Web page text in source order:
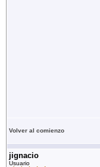
Volver al comienzo
jignacio
Usuario